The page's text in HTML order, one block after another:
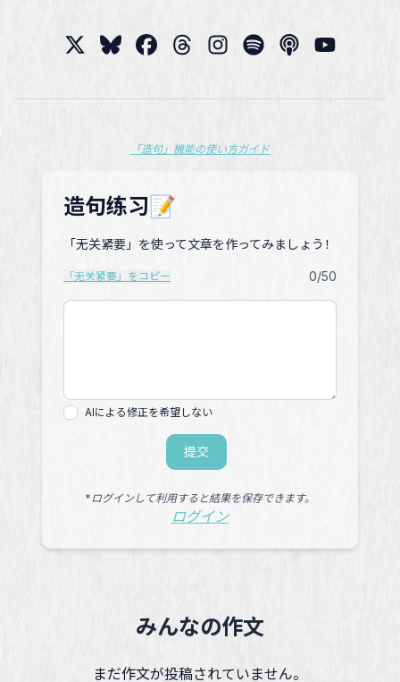
「造句」機能の使い方ガイド
造句练习📝
「无关紧要」を使って文章を作ってみましょう！
「无关紧要」をコピー 0/50
AIによる修正を希望しない
提交
*ログインして利用すると結果を保存できます。
ログイン
みんなの作文
まだ作文が投稿されていません。